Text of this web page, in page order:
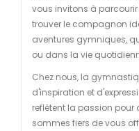
vous invitons à
trouver le compagnon
aventures gymniques,
ou dans la vie
Chez nous, la
d'inspiration et
reflètent la passion pour
sommes fiers de vous